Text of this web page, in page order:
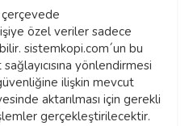
özel veriler sadece
sistemkopi.com´un bu
yönlendirmesi
ilişkin mevcut
aktarılması için gerekli
gerçekleştirilecektir.